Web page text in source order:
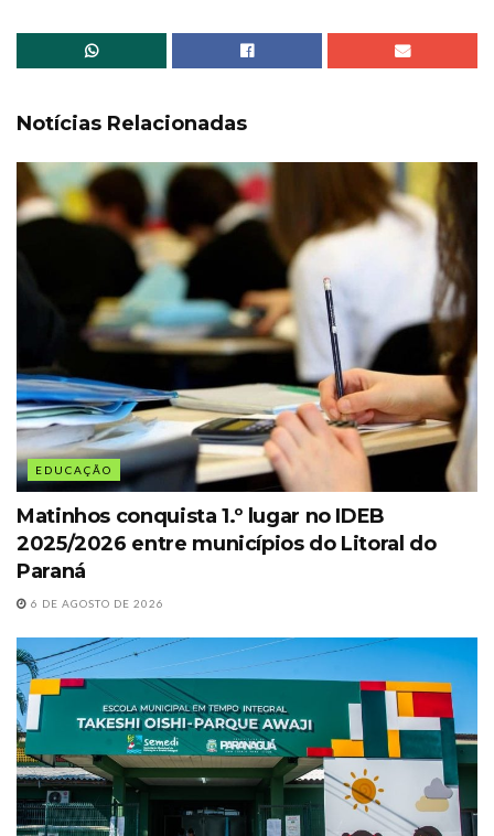
Notícias Relacionadas
EDUCAÇÃO
Matinhos conquista 1.º lugar no IDEB
2025/2026 entre municípios do Litoral do
Paraná
6 DE AGOSTO DE 2026